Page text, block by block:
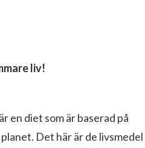
liv!
en diet som är baserad på
Det här är de livsmedel